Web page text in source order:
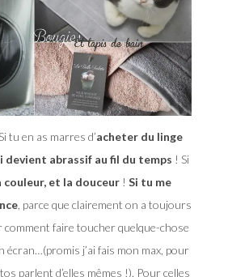
Si tu en as marres d’acheter du linge
devient abrassif au fil du temps ! Si
couleur, et la douceur! Si tu me
, parce que clairement on a toujours
comment faire toucher quelque-chose
écran…(promis j’ai fais mon max, pour
parlent d’elles mêmes !). Pour celles